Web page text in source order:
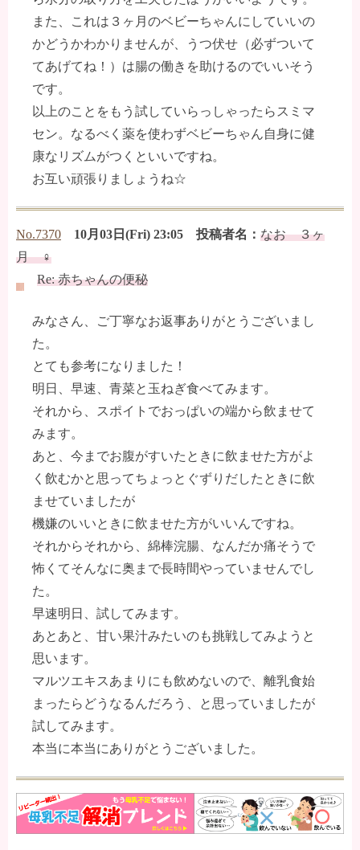
また、これは３ヶ月のベビーちゃんにしていいの
かどうかわかりませんが、うつ伏せ（必ずついて
てあげてね！）は腸の働きを助けるのでいいそう
です。
以上のことをもう試していらっしゃったらスミマ
セン。なるべく薬を使わずベビーちゃん自身に健
康なリズムがつくといいですね。
お互い頑張りましょうね☆
No.7370 10月03日(Fri) 23:05 投稿者名： なお ３ヶ
月 ♀
Re: 赤ちゃんの便秘
みなさん、ご丁寧なお返事ありがとうございまし
た。
とても参考になりました！
明日、早速、青菜と玉ねぎ食べてみます。
それから、スポイトでおっぱいの端から飲ませて
みます。
あと、今までお腹がすいたときに飲ませた方がよ
く飲むかと思ってちょっとぐずりだしたときに飲
ませていましたが
機嫌のいいときに飲ませた方がいいんですね。
それからそれから、綿棒浣腸、なんだか痛そうで
怖くてそんなに奥まで長時間やっていませんでし
た。
早速明日、試してみます。
あとあと、甘い果汁みたいのも挑戦してみようと
思います。
マルツエキスあまりにも飲めないので、離乳食始
まったらどうなるんだろう、と思っていましたが
試してみます。
本当に本当にありがとうございました。